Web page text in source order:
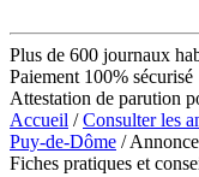
Plus de 600 journaux
Paiement 100% sécurisé
Attestation de parution
Accueil /Consulter les
Puy-de-Dôme /
Fiches pratiques et